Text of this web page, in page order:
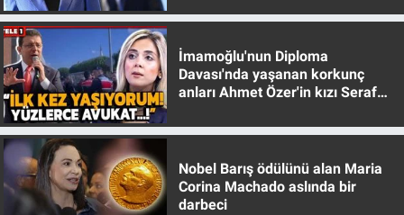
İmamoğlu'nun Diploma
Davası'nda yaşanan korkunç
anları Ahmet Özer'in kızı Seraf
Nobel Barış ödülünü alan Maria
Corina Machado aslında bir
darbeci